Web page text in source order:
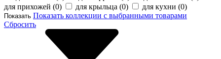
для прихожей (0) для крыльца (0) для кухни (0)
Показать Показать коллекции с выбранными товарами
Сбросить